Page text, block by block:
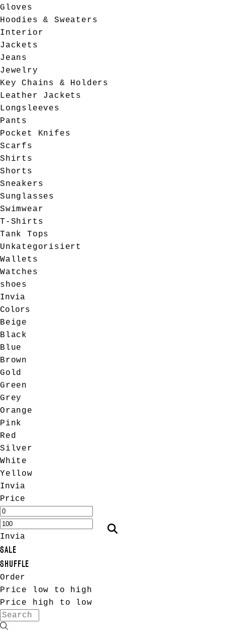
Gloves
Hoodies & Sweaters
Interior
Jackets
Jeans
Jewelry
Key Chains & Holders
Leather Jackets
Longsleeves
Pants
Pocket Knifes
Scarfs
Shirts
Shorts
Sneakers
Sunglasses
Swimwear
T-Shirts
Tank Tops
Unkategorisiert
Wallets
Watches
shoes
Invia
Colors
Beige
Black
Blue
Brown
Gold
Green
Grey
Orange
Pink
Red
Silver
White
Yellow
Invia
Price
Invia
SALE
SHUFFLE
Order
Price low to high
Price high to low